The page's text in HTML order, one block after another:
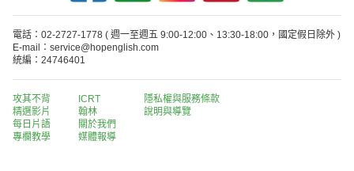
電話：02-2727-1778 ( 週一至週五 9:00-12:00、13:30-18:00，國定假日除外 )
E-mail：service@hopenglish.com
統編：24746401
攻其不背
精選影片
每日片語
專欄教學
ICRT
翰林
關於我們
媒體報導
隱私權與服務條款
說明與導覽